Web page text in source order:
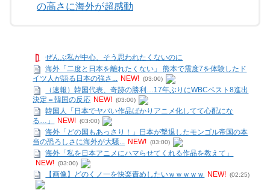
の高さに海外が超感動
ぜんぶ私が中心、そう思われたくないのに
海外「二度と日本を離れたくない」 熊本で震度7を体験したド
イツ人が語る日本の強さ... NEW! (03:00)
（速報）韓国代表、奇跡の勝利…17年ぶりにWBCベスト8進出
決定＝韓国の反応 NEW! (03:00)
韓国人「日本でヤバい作品ばかりアニメ化してて心配にな
る…」
NEW! (03:00)
海外「どの国もあっさり！」日本が撃退したモンゴル帝国の本
当の恐ろしさに海外が大騒... NEW! (03:00)
海外「私を日本アニメにハマらせてくれる作品を教えて」
NEW! (03:00)
【画像】どのくノ一を快楽責めしたいｗｗｗｗｗ NEW! (02:25)